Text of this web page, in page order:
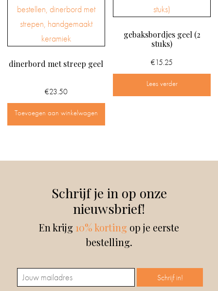
dinerbord met streep geel
€23.50
Toevoegen aan winkelwagen
gebaksbordjes geel (2
stuks)
€15.25
Lees verder
Schrijf je in op onze
nieuwsbrief!
En krijg 10% korting op je eerste
bestelling.